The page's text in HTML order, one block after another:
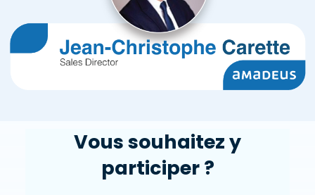
Vous souhaitez y
participer ?